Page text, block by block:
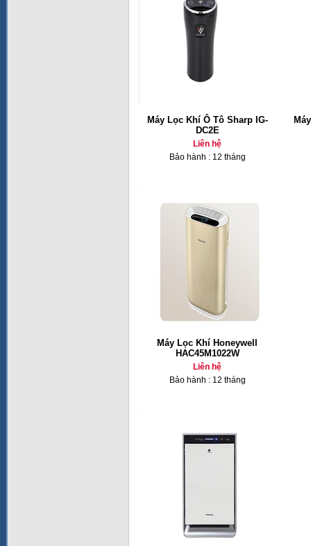
Máy Lọc Khí Ô Tô Sharp IG-
DC2E
Liên hệ
Bảo hành : 12 tháng
Máy Lọc Khí Honeywell
HAC45M1022W
Liên hệ
Bảo hành : 12 tháng